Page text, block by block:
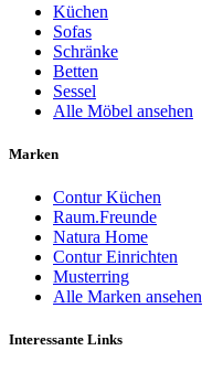
Küchen
Sofas
Schränke
Betten
Sessel
Alle Möbel ansehen
Marken
Contur Küchen
Raum.Freunde
Natura Home
Contur Einrichten
Musterring
Alle Marken ansehen
Interessante Links